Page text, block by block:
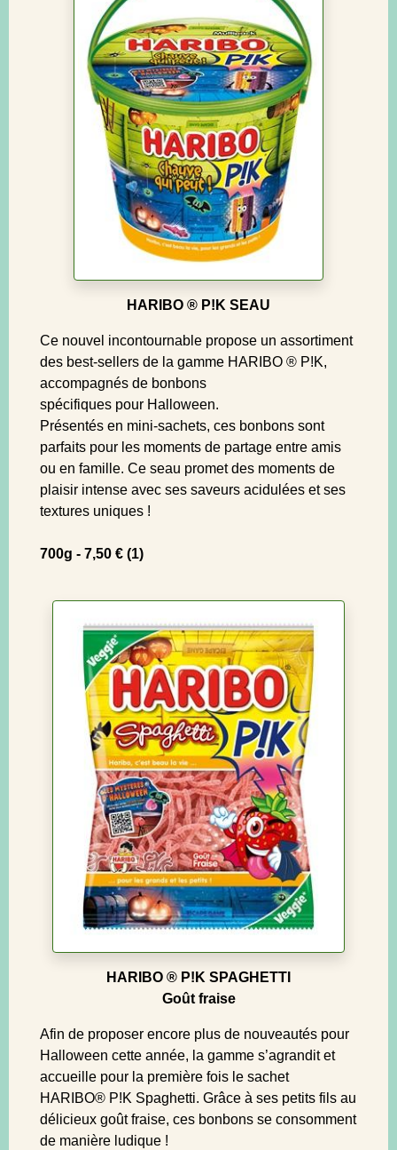
HARIBO ® P!K SEAU
Ce nouvel incontournable propose un assortiment
des best-sellers de la gamme HARIBO ® P!K,
accompagnés de bonbons
spécifiques pour Halloween.
Présentés en mini-sachets, ces bonbons sont
parfaits pour les moments de partage entre amis
ou en famille. Ce seau promet des moments de
plaisir intense avec ses saveurs acidulées et ses
textures uniques !
700g - 7,50 € (1)
HARIBO ® P!K SPAGHETTI
Goût fraise
Afin de proposer encore plus de nouveautés pour
Halloween cette année, la gamme s’agrandit et
accueille pour la première fois le sachet
HARIBO® P!K Spaghetti. Grâce à ses petits fils au
délicieux goût fraise, ces bonbons se consomment
de manière ludique !